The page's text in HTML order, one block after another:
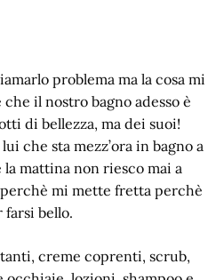
problema ma la cosa mi
il nostro bagno adesso è
di bellezza, ma dei suoi!
che sta mezz’ora in bagno a
mattina non riesco mai a
mi mette fretta perchè
farsi bello.
creme coprenti, scrub,